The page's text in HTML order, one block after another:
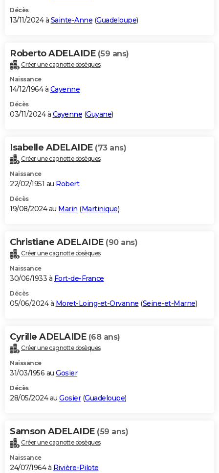
Décès
13/11/2024 à Sainte-Anne (Guadeloupe)
Roberto ADELAIDE (59 ans)
Créer une cagnotte obsèques
Naissance
14/12/1964 à Cayenne
Décès
03/11/2024 à Cayenne (Guyane)
Isabelle ADELAIDE (73 ans)
Créer une cagnotte obsèques
Naissance
22/02/1951 au Robert
Décès
19/08/2024 au Marin (Martinique)
Christiane ADELAIDE (90 ans)
Créer une cagnotte obsèques
Naissance
30/06/1933 à Fort-de-France
Décès
05/06/2024 à Moret-Loing-et-Orvanne (Seine-et-Marne)
Cyrille ADELAIDE (68 ans)
Créer une cagnotte obsèques
Naissance
31/03/1956 au Gosier
Décès
28/05/2024 au Gosier(Guadeloupe)
Samson ADELAIDE (59 ans)
Créer une cagnotte obsèques
Naissance
24/07/1964 à Rivière-Pilote